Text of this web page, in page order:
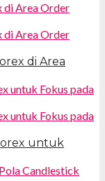
di Area
untuk